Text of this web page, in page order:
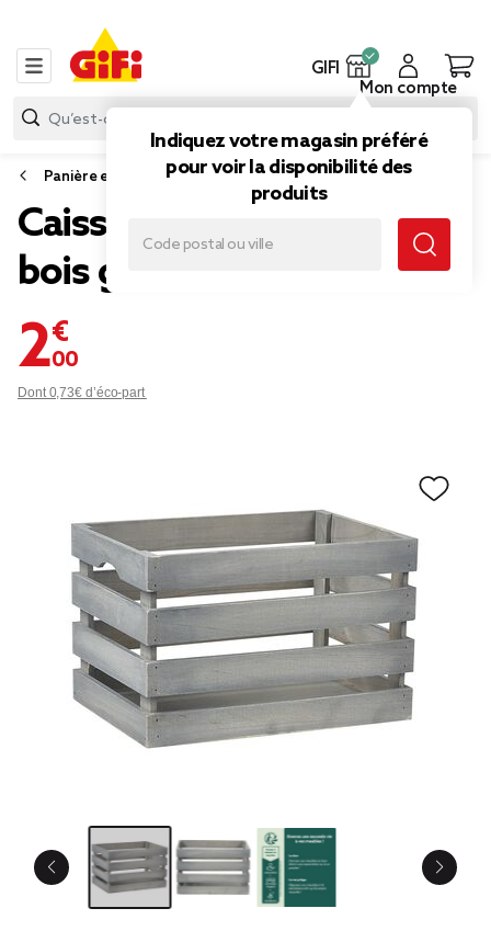
GIFI
Indiquez votre magasin préféré
pour voir la disponibilité des
produits
Mon compte
Panière et boîte de rangement
Caisse de rangement en
bois gris
2,00 €
Dont 0,73€ d’éco-part